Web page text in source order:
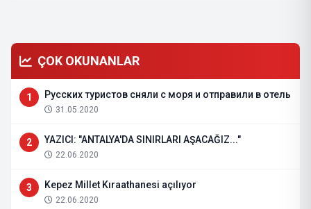
ÇOK OKUNANLAR
1 Русских туристов сняли с моря и отправили в отель
31.05.2020
2 YAZICI: "ANTALYA'DA SINIRLARI AŞACAĞIZ..."
22.06.2020
3 Kepez Millet Kıraathanesi açılıyor
22.06.2020